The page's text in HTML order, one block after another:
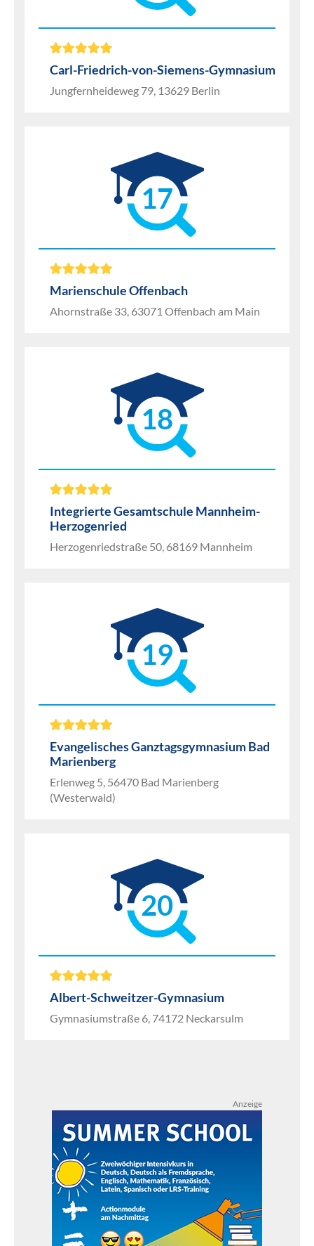
Carl-Friedrich-von-Siemens-Gymnasium
Jungfernheideweg 79, 13629 Berlin
17
Marienschule Offenbach
Ahornstraße 33, 63071 Offenbach am Main
18
Integrierte Gesamtschule Mannheim-
Herzogenried
Herzogenriedstraße 50, 68169 Mannheim
19
Evangelisches Ganztagsgymnasium Bad
Marienberg
Erlenweg 5, 56470 Bad Marienberg
(Westerwald)
20
Albert-Schweitzer-Gymnasium
Gymnasiumstraße 6, 74172 Neckarsulm
Anzeige